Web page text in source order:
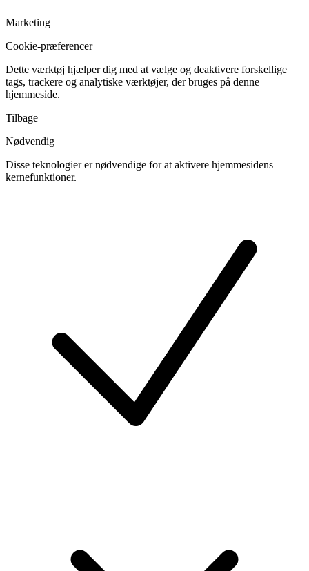
Marketing
Cookie-præferencer
Dette værktøj hjælper dig med at vælge og deaktivere forskellige
tags, trackere og analytiske værktøjer, der bruges på denne
hjemmeside.
Tilbage
Nødvendig
Disse teknologier er nødvendige for at aktivere hjemmesidens
kernefunktioner.